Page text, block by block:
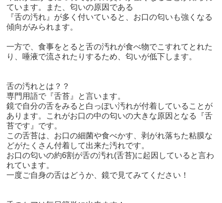
ています。また、匂いの原因である
『舌の汚れ』が多く付いていると、お口の匂いも強くなる
傾向がみられます。
一方で、食事をとると舌の汚れが食べ物でこすれてとれた
り、唾液で流されたりするため、匂いが低下します。
舌の汚れとは？？
専門用語で『舌苔』と言います。
鏡で自分の舌をみると白っぽい汚れが付着していることが
あります。これがお口の中の匂いの大きな原因となる『舌
苔です』です。
この舌苔は、お口の細菌や食べかす、剥がれ落ちた粘膜な
どがたくさん付着して出来た汚れです。
お口の匂いの約6割が舌の汚れ(舌苔)に起因していると言わ
れています。
一度ご自身の舌はどうか、鏡で見てみてください！